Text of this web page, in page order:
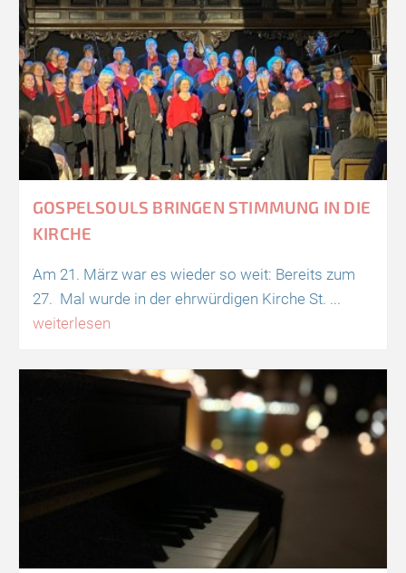
GOSPELSOULS BRINGEN STIMMUNG IN DIE
KIRCHE
Am 21. März war es wieder so weit: Bereits zum
27. Mal wurde in der ehrwürdigen Kirche St. ...
weiterlesen